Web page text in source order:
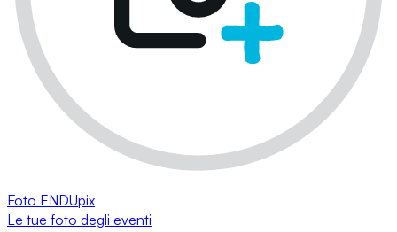
Foto ENDUpix
Le tue foto degli eventi